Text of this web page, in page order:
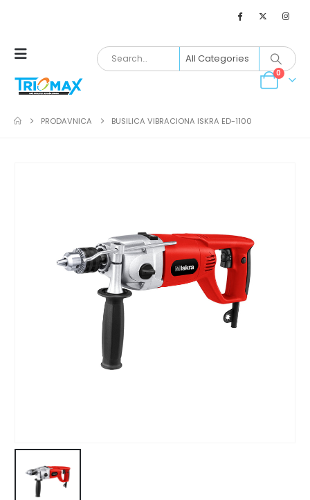
0
PRODAVNICA BUSILICA VIBRACIONA ISKRA ED-1100